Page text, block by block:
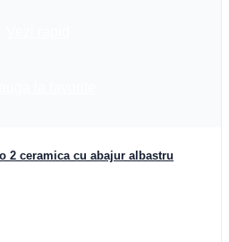
2 ceramica cu abajur albastru